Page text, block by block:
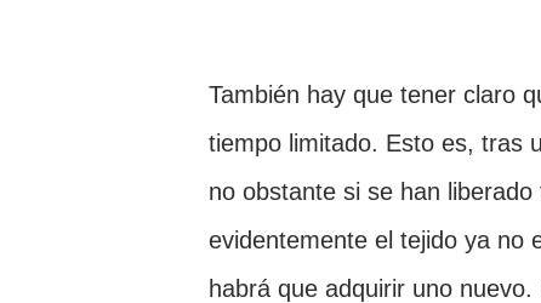
También hay que tener claro
tiempo limitado. Esto es, tras
no obstante si se han
evidentemente el tejido ya no
habrá que adquirir uno